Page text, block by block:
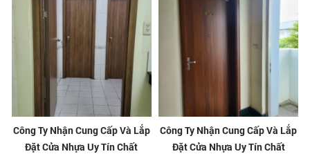
Công Ty Nhận Cung Cấp Và Lắp
Đặt Cửa Nhựa Uy Tín Chất
Công Ty Nhận Cung Cấp Và Lắp
Đặt Cửa Nhựa Uy Tín Chất